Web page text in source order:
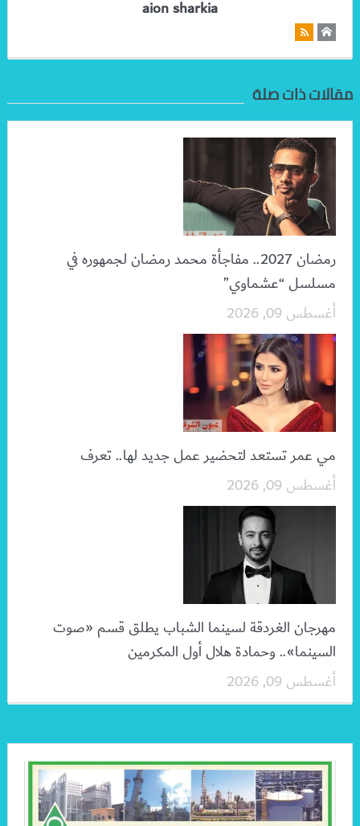
aion sharkia
مقالات ذات صلة
رمضان 2027.. مفاجأة محمد رمضان لجمهوره في
مسلسل “عشماوي”
أغسطس 09, 2026
مي عمر تستعد لتحضير عمل جديد لها.. تعرف
أغسطس 09, 2026
مهرجان الغردقة لسينما الشباب يطلق قسم «صوت
السينما».. وحمادة هلال أول المكرمين
أغسطس 09, 2026